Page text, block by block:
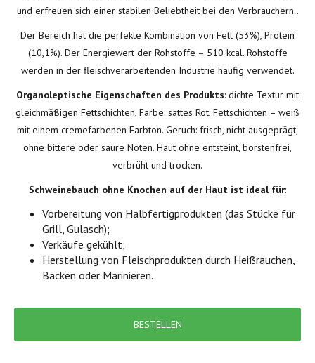
und erfreuen sich einer stabilen Beliebtheit bei den Verbrauchern..
Der Bereich hat die perfekte Kombination von Fett (53%), Protein
(10,1%). Der Energiewert der Rohstoffe – 510 kcal. Rohstoffe
werden in der fleischverarbeitenden Industrie häufig verwendet.
Organoleptische Eigenschaften des Produkts: dichte Textur mit
gleichmäßigen Fettschichten, Farbe: sattes Rot, Fettschichten – weiß
mit einem cremefarbenen Farbton. Geruch: frisch, nicht ausgeprägt,
ohne bittere oder saure Noten. Haut ohne entsteint, borstenfrei,
verbrüht und trocken.
Schweinebauch ohne Knochen auf der Haut ist ideal für:
Vorbereitung von Halbfertigprodukten (das Stücke für
Grill, Gulasch);
Verkäufe gekühlt;
Herstellung von Fleischprodukten durch Heißrauchen,
Backen oder Marinieren.
BESTELLEN